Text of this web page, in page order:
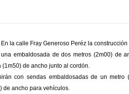
En la calle Fray Generoso Peréz la
embaldosada de dos metros (2m00) de
de ancho junto al cordón.
con sendas embaldosadas de un
de ancho para vehículos.